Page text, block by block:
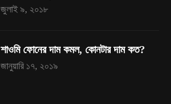
জুলাই ৯, ২০১৮
শাওমি ফোনের দাম কমল, কোনটার দাম কত?
জানুয়ারি ১৭, ২০১৯